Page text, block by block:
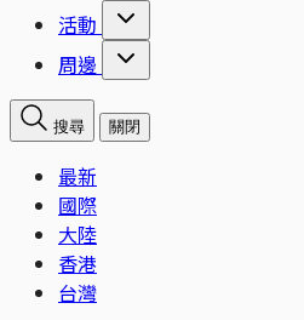
活動
周邊
搜尋 關閉
最新
國際
大陸
香港
台灣